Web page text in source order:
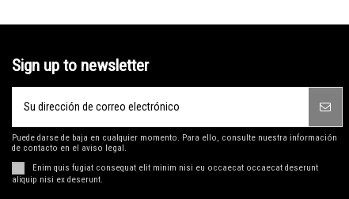
Sign up to newsletter
Puede darse de baja en cualquier momento. Para ello, consulte nuestra información
de contacto en el aviso legal.
Enim quis fugiat consequat elit minim nisi eu occaecat occaecat deserunt
aliquip nisi ex deserunt.